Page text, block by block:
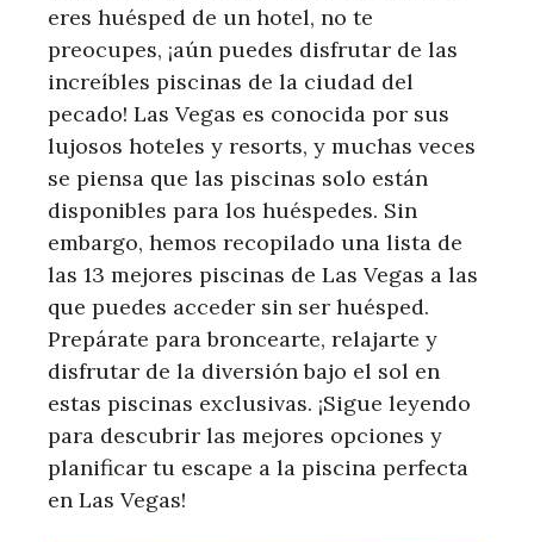
eres huésped de un hotel, no te
preocupes, ¡aún puedes disfrutar de las
increíbles piscinas de la ciudad del
pecado! Las Vegas es conocida por sus
lujosos hoteles y resorts, y muchas veces
se piensa que las piscinas solo están
disponibles para los huéspedes. Sin
embargo, hemos recopilado una lista de
las 13 mejores piscinas de Las Vegas a las
que puedes acceder sin ser huésped.
Prepárate para broncearte, relajarte y
disfrutar de la diversión bajo el sol en
estas piscinas exclusivas. ¡Sigue leyendo
para descubrir las mejores opciones y
planificar tu escape a la piscina perfecta
en Las Vegas!